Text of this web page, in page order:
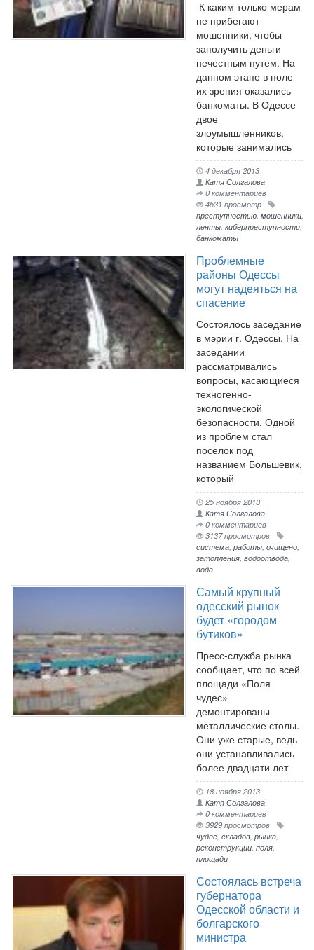
К каким только мерам
не прибегают
мошенники, чтобы
заполучить деньги
нечестным путем. На
данном этапе в поле
их зрения оказались
банкоматы. В Одессе
двое
злоумышленников,
которые занимались
4 декабря 2013
Катя Солгалова
0 комментариев
4531 просмотр
преступностью мошенники
ленты киберпреступности
банкоматы
Проблемные
районы Одессы
могут надеяться на
спасение
Состоялось заседание
в мэрии г. Одессы. На
заседании
рассматривались
вопросы, касающиеся
техногенно-
экологической
безопасности. Одной
из проблем стал
поселок под
названием Большевик,
который
25 ноября 2013
Катя Солгалова
0 комментариев
3137 просмотров
система работы очищено
затопления водоотвода
вода
Самый крупный
одесский рынок
будет «городом
бутиков»
Пресс-служба рынка
сообщает, что по всей
площади «Поля
чудес»
демонтированы
металлические столы.
Они уже старые, ведь
они устанавливались
более двадцати лет
18 ноября 2013
Катя Солгалова
0 комментариев
3929 просмотров
чудес складов рынка
реконструкции поля
площади
Состоялась встреча
губернатора
Одесской области и
болгарского
министра